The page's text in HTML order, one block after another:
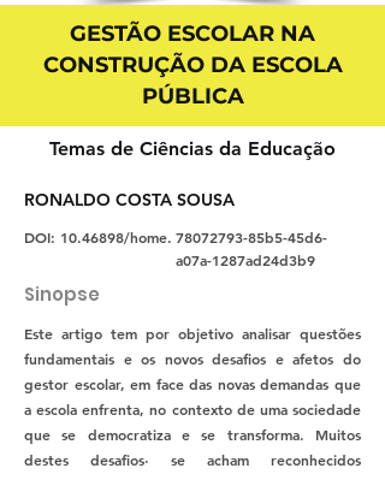
GESTÃO ESCOLAR NA
CONSTRUÇÃO DA ESCOLA
PÚBLICA
Temas de Ciências da Educação
RONALDO COSTA SOUSA
DOI: 10.46898/home. 78072793-85b5-45d6-
a07a-1287ad24d3b9
Sinopse
Este artigo tem por objetivo analisar questões
fundamentais e os novos desafios e afetos do
gestor escolar, em face das novas demandas que
a escola enfrenta, no contexto de uma sociedade
que se democratiza e se transforma. Muitos
destes desafios· se acham reconhecidos